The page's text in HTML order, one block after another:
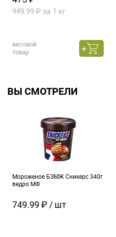
949.99 ₽ за 1 кг
весовой
товар
ВЫ СМОТРЕЛИ
Мороженое БЗМЖ Сникерс 340г
ведро МФ
749.99 ₽ / шт